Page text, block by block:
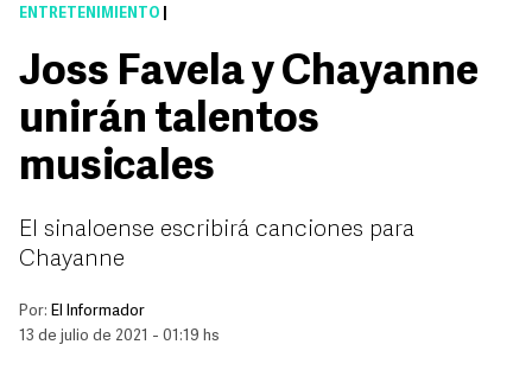
ENTRETENIMIENTO
Joss Favela y Chayanne
unirán talentos
musicales
El sinaloense escribirá canciones para
Chayanne
Por: El Informador
13 de julio de 2021 - 01:19 hs